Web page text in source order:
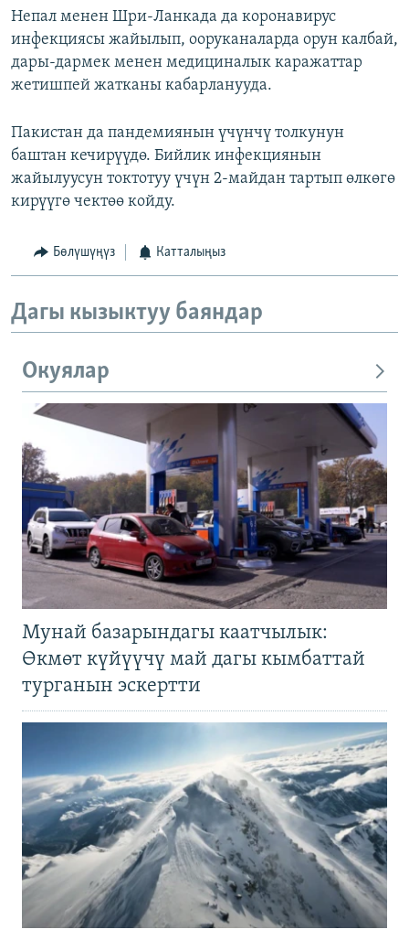
Непал менен Шри-Ланкада да коронавирус
инфекциясы жайылып, ооруканаларда орун калбай,
дары-дармек менен медициналык каражаттар
жетишпей жатканы кабарланууда.
Пакистан да пандемиянын үчүнчү толкунун
баштан кечирүүдө. Бийлик инфекциянын
жайылуусун токтотуу үчүн 2-майдан тартып өлкөгө
кирүүгө чектөө койду.
Бөлүшүңүз Катталыңыз
Дагы кызыктуу баяндар
Окуялар
Мунай базарындагы каатчылык:
Өкмөт күйүүчү май дагы кымбаттай
турганын эскертти